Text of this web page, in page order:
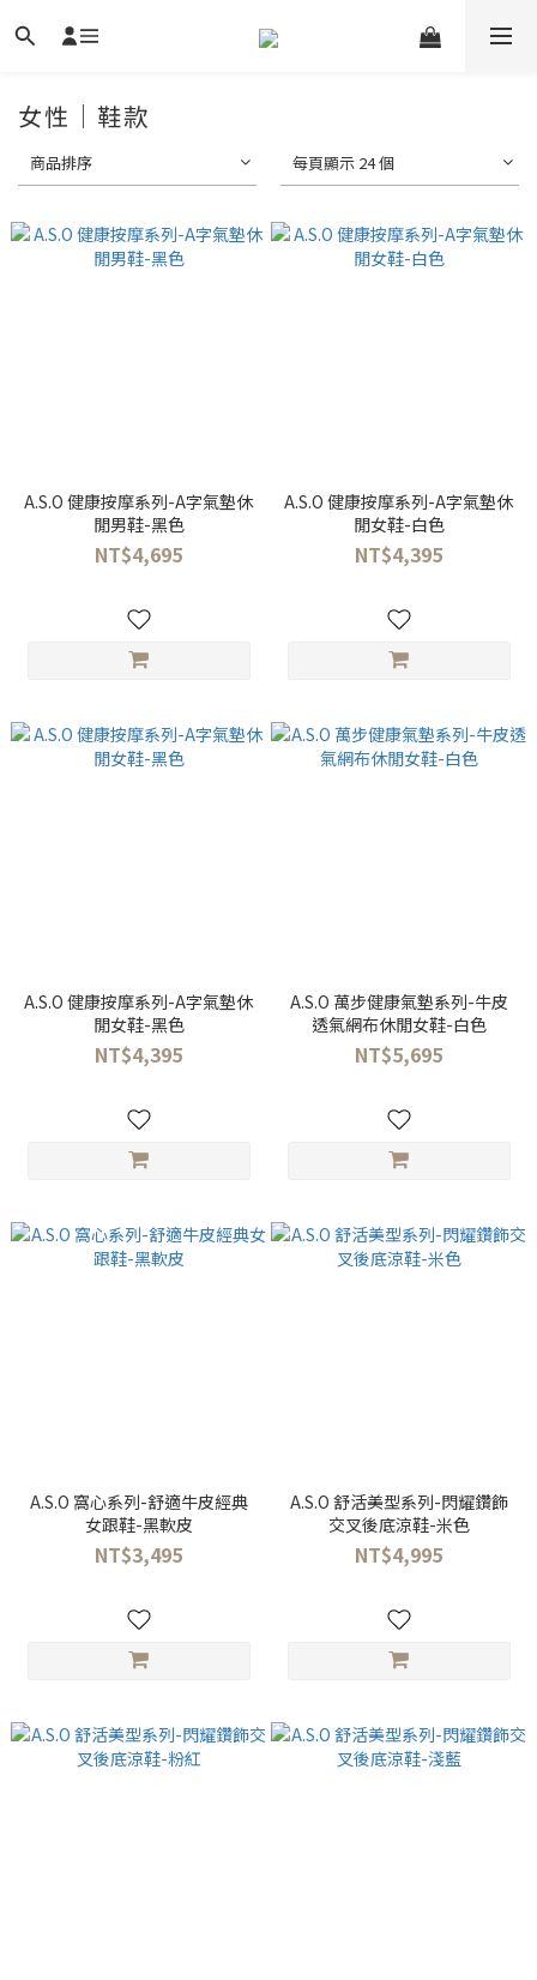
女性｜鞋款
商品排序 每頁顯示 24 個
A.S.O 健康按摩系列-A字氣墊休
閒男鞋-黑色
NT$4,695
A.S.O 健康按摩系列-A字氣墊休
閒女鞋-白色
NT$4,395
A.S.O 健康按摩系列-A字氣墊休
閒女鞋-黑色
NT$4,395
A.S.O 萬步健康氣墊系列-牛皮
透氣網布休閒女鞋-白色
NT$5,695
A.S.O 窩心系列-舒適牛皮經典
女跟鞋-黑軟皮
NT$3,495
A.S.O 舒活美型系列-閃耀鑽飾
交叉後底涼鞋-米色
NT$4,995